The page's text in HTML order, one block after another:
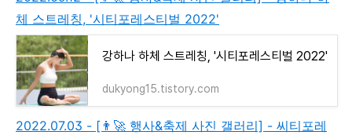
체 스트레칭, '시티포레스티벌 2022'
강하나 하체 스트레칭, '시티포레스티벌 2022'
dukyong15.tistory.com
2022.07.03 - [👨‍🚀 행사&축제 사진 갤러리] - 씨티포레